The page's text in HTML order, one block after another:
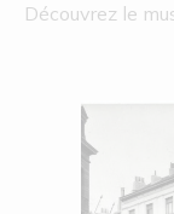
Découvrez le